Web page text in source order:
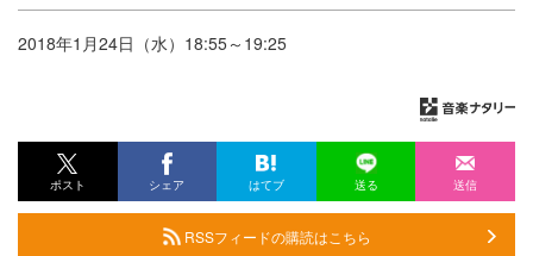
2018年1月24日（水）18:55～19:25
ポスト シェア はてブ 送る 送信
RSSフィードの購読はこちら